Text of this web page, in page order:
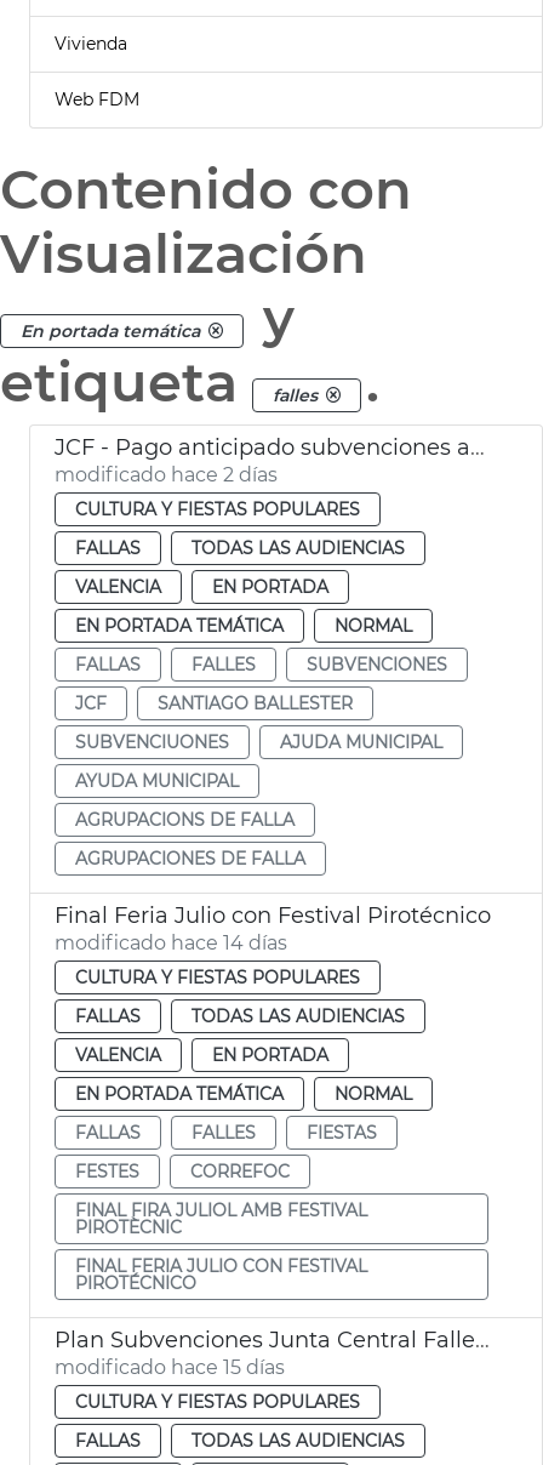
Vivienda
Web FDM
Contenido con
Visualización
En portada temática
y
etiqueta
falles .
JCF - Pago anticipado subvenciones agrupaciones de falla
modificado hace 2 días
CULTURA Y FIESTAS POPULARES
FALLAS
TODAS LAS AUDIENCIAS
VALENCIA
EN PORTADA
EN PORTADA TEMÁTICA
NORMAL
FALLAS
FALLES
SUBVENCIONES
JCF
SANTIAGO BALLESTER
SUBVENCIUONES
AJUDA MUNICIPAL
AYUDA MUNICIPAL
AGRUPACIONS DE FALLA
AGRUPACIONES DE FALLA
Final Feria Julio con Festival Pirotécnico
modificado hace 14 días
CULTURA Y FIESTAS POPULARES
FALLAS
TODAS LAS AUDIENCIAS
VALENCIA
EN PORTADA
EN PORTADA TEMÁTICA
NORMAL
FALLAS
FALLES
FIESTAS
FESTES
CORREFOC
FINAL FIRA JULIOL AMB FESTIVAL
PIROTÈCNIC
FINAL FERIA JULIO CON FESTIVAL
PIROTÉCNICO
Plan Subvenciones Junta Central Fallera València
modificado hace 15 días
CULTURA Y FIESTAS POPULARES
FALLAS
TODAS LAS AUDIENCIAS